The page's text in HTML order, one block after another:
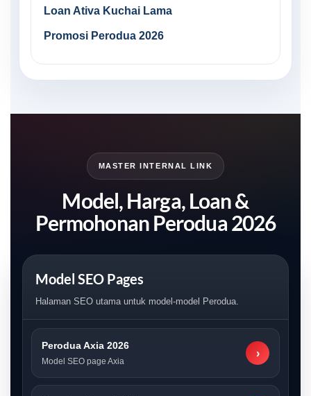
Loan Ativa Kuchai Lama
Promosi Perodua 2026
MASTER INTERNAL LINK
Model, Harga, Loan &
Permohonan Perodua 2026
Model SEO Pages
Halaman SEO utama untuk model-model Perodua.
Perodua Axia 2026
Model SEO page Axia
›